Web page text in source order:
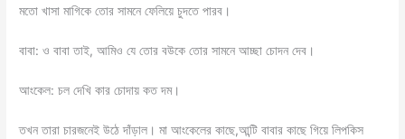
মতো খাসা মাগিকে তোর সামনে ফেলিয়ে চুদতে পারব।
বাবা: ও বাবা তাই, আমিও যে তোর বউকে তোর সামনে আচ্ছা চোদন দেব।
আংকেল: চল দেখি কার চোদায় কত দম।
তখন তারা চারজনেই উঠে দাঁড়াল। মা আংকেলের কাছে,আন্টি বাবার কাছে গিয়ে লিপকিস